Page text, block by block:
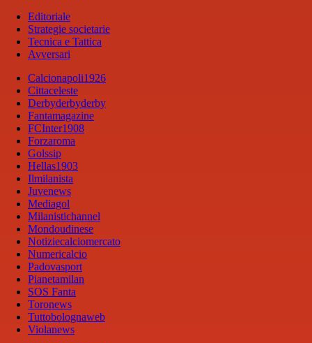
Editoriale
Strategie societarie
Tecnica e Tattica
Avversari
Calcionapoli1926
Cittaceleste
Derbyderbyderby
Fantamagazine
FCInter1908
Forzaroma
Golssip
Hellas1903
Ilmilanista
Juvenews
Mediagol
Milanistichannel
Mondoudinese
Notiziecalciomercato
Numericalcio
Padovasport
Pianetamilan
SOS Fanta
Toronews
Tuttobolognaweb
Violanews